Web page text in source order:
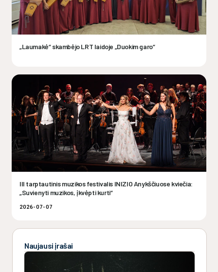
„Laumakė“ skambėjo LRT laidoje „Duokim garo“
III tarptautinis muzikos festivalis INIZIO Anykščiuose kviečia:
„Suvienyti muzikos, įkvėpti kurti“
2026-07-07
Naujausi įrašai